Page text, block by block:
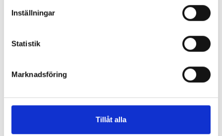
Inställningar
Statistik
Marknadsföring
Tillåt alla
sådan hit 1991, ut från scenen och fyller varje millimeter
av rummet. Sally och Roz, de två sångerskorna, vrålar ut
en presentation av musikerna/kompisarna mot slutet, när
de matar på skapas en massiv vägg av ljud. På en av
Elgin och lufttrummar, nästan som i trans.
Högpresterande elever lockas till